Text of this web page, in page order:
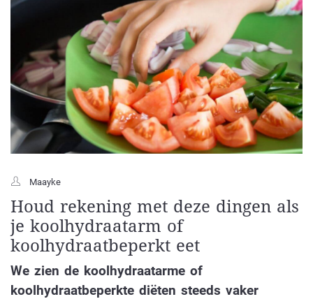
Maayke
Houd rekening met deze dingen als
je koolhydraatarm of
koolhydraatbeperkt eet
We zien de koolhydraatarme of
koolhydraatbeperkte diëten steeds vaker